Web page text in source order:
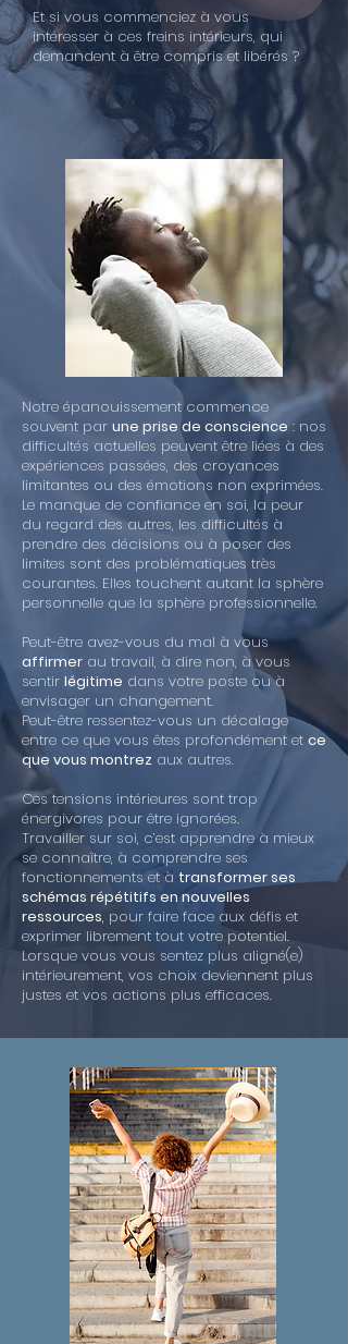
Et si vous commenciez à vous
intéresser à ces freins intérieurs, qui
demandent à être compris et libérés ?
Notre épanouissement commence
souvent par une prise de conscience: nos
difficultés actuelles peuvent être liées à des
expériences passées, des croyances
limitantes ou des émotions non exprimées.
Le manque de confiance en soi, la peur
du regard des autres, les difficultés à
prendre des décisions ou à poser des
limites sont des problématiques très
courantes. Elles touchent autant la sphère
personnelle que la sphère professionnelle.
Peut-être avez-vous du mal à vous
affirmer au travail, à dire non, à vous
sentir légitime dans votre poste ou à
envisager un changement.
Peut-être ressentez-vous un décalage
entre ce que vous êtes profondément et ce
que vous montrez aux autres.
Ces tensions intérieures sont trop
énergivores pour être ignorées.
Travailler sur soi, c’est apprendre à mieux
se connaître, à comprendre ses
fonctionnements et à transformer ses
schémas répétitifs en nouvelles
ressources, pour faire face aux défis et
exprimer librement tout votre potentiel.
Lorsque vous vous sentez plus aligné(e)
intérieurement, vos choix deviennent plus
justes et vos actions plus efficaces.